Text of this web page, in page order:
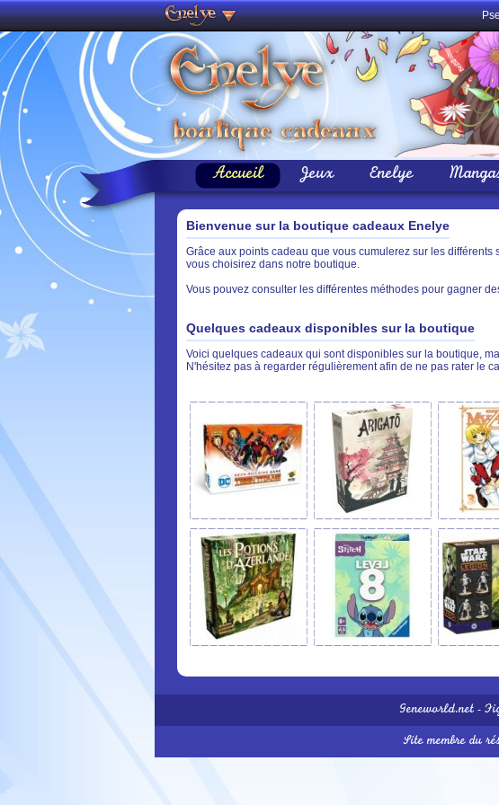
Accueil Jeux Enelye
Bienvenue sur la boutique cadeaux Enelye
Grâce aux points cadeau que vous cumulerez sur les
vous choisirez dans notre boutique.
Vous pouvez consulter les différentes méthodes pour gagner
Quelques cadeaux disponibles sur la boutique
Voici quelques cadeaux qui sont disponibles sur la boutique,
N'hésitez pas à regarder régulièrement afin de ne pas rater le
Geneworld.net -
Site membre du